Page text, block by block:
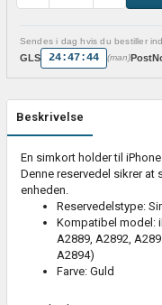
Sendes i dag hvis du bestiller
GLS 24:47:44 (man)
Beskrivelse
En simkort holder til
Denne reservedel sikrer
enheden.
Reservedelstype:
Kompatibel model:
A2889, A2892,
A2894)
Farve: Guld